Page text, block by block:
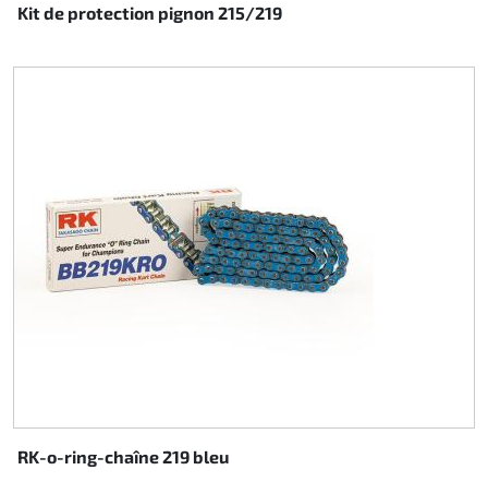
Kit de protection pignon 215/219
RK-o-ring-chaîne 219 bleu